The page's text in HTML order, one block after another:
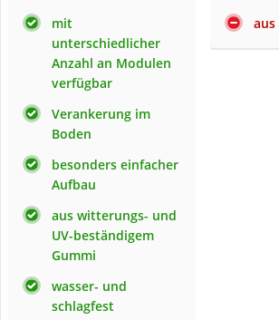
mit
unterschiedlicher
Anzahl an Modulen
verfügbar
Verankerung im
Boden
besonders einfacher
Aufbau
aus witterungs- und
UV-beständigem
Gummi
wasser- und
schlagfest
aus